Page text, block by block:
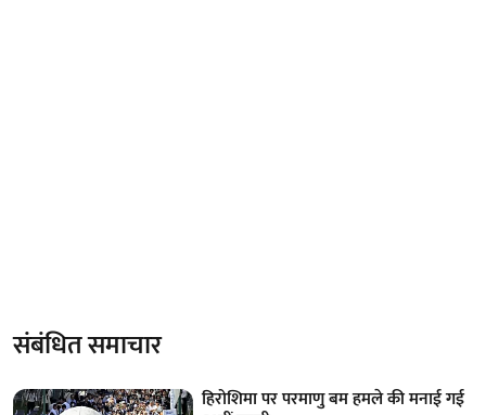
संबंधित समाचार
हिरोशिमा पर परमाणु बम हमले की मनाई गई